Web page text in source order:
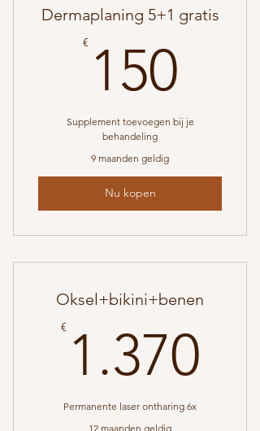
Dermaplaning 5+1 gratis
€ 150
Supplement toevoegen bij je
behandeling
9 maanden geldig
Nu kopen
Oksel+bikini+benen
€ 1.370
Permanente laser ontharing 6x
12 maanden geldig